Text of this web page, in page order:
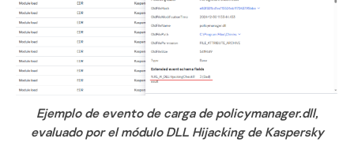
Ejemplo de evento de carga de policymanager.dll,
evaluado por el módulo DLL Hijacking de Kaspersky